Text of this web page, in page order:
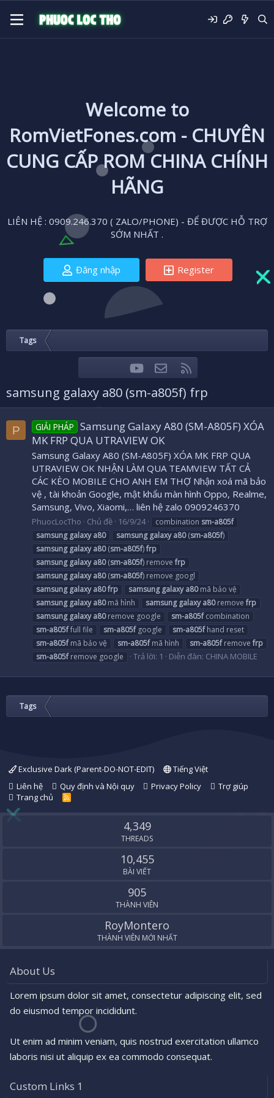
Welcome to
RomVietFones.com - CHUYÊN
CUNG CẤP ROM CHINA CHÍNH
HÃNG
LIÊN HỆ : 0909.246.370 ( ZALO/PHONE) - ĐỂ ĐƯỢC HỖ TRỢ
SỚM NHẤT .
Đăng nhập Register
Tags
FacebookTwitteryoutubeLiên hệ
samsung galaxy a80 (sm-a805f) frp
P GIẢI PHÁP Samsung Galaxy A80 (SM-A805F) XÓA
MK FRP QUA UTRAVIEW OK
Samsung Galaxy A80 (SM-A805F) XÓA MK FRP QUA
UTRAVIEW OK NHẬN LÀM QUA TEAMVIEW TẤT CẢ
CÁC KÈO MOBILE CHO ANH EM THỢ Nhận xoá mã bảo
vệ , tài khoản Google, mật khẩu màn hình Oppo, Realme,
Samsung, Vivo, Xiaomi,… liên hệ zalo 0909246370
PhuocLocTho Chủ đề 16/9/24 combination sm-a805f
samsung galaxy a80 samsung galaxy a80(sm-a805f)
samsung galaxy a80(sm-a805f)frp
samsung galaxy a80(sm-a805f) removefrp
samsung galaxy a80(sm-a805f) remove googl
samsung galaxy a80frp samsung galaxy a80mã bảo vệ
samsung galaxy a80mã hình samsung galaxy a80removefrp
samsung galaxy a80remove google sm-a805fcombination
sm-a805ffull file sm-a805fgoogle sm-a805fhand reset
sm-a805fmã bảo vệ sm-a805fmã hình sm-a805fremovefrp
sm-a805fremove google Trả lời: 1 Diễn đàn: CHINA MOBILE
Tags
Exclusive Dark (Parent-DO-NOT-EDIT)
Tiếng Việt
Liên hệ
Quy định và Nội quy Privacy Policy
Trợ giúp
Trang chủ
R
S
4,349
THREADS
10,455
BÀI VIẾT
905
THÀNH VIÊN
RoyMontero
THÀNH VIÊN MỚI NHẤT
About Us
Lorem ipsum dolor sit amet, consectetur adipiscing elit, sed
do eiusmod tempor incididunt.
Ut enim ad minim veniam, quis nostrud exercitation ullamco
laboris nisi ut aliquip ex ea commodo consequat.
Custom Links 1